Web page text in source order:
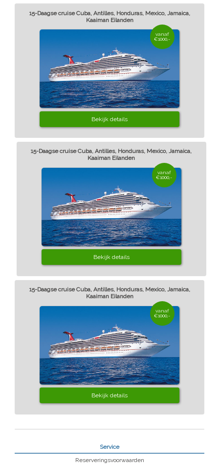
15-Daagse cruise Cuba, Antilles, Honduras, Mexico, Jamaica,
Kaaiman Eilanden
vanaf
€1000,-
Bekijk details
15-Daagse cruise Cuba, Antilles, Honduras, Mexico, Jamaica,
Kaaiman Eilanden
vanaf
€1000,-
Bekijk details
15-Daagse cruise Cuba, Antilles, Honduras, Mexico, Jamaica,
Kaaiman Eilanden
vanaf
€1000,-
Bekijk details
Service
Reserveringsvoorwaarden